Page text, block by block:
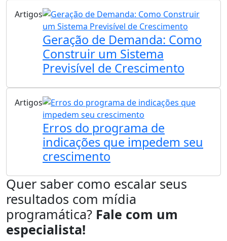
Artigos
Geração de Demanda: Como
Construir um Sistema
Previsível de Crescimento
Artigos
Erros do programa de
indicações que impedem seu
crescimento
Quer saber como escalar seus
resultados com mídia
programática? Fale com um
especialista!